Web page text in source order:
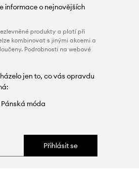
informace o nejnovějších
produkty a platí při
kombinovat s jinými akcemi a
Podrobnosti na webové
jen to, co vás opravdu
Pánská móda
Přihlásit se